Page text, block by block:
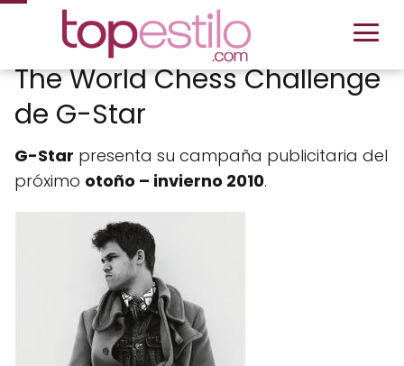
The World Chess Challenge
de G-Star
G-Star presenta su campaña publicitaria del
próximo otoño – invierno 2010.